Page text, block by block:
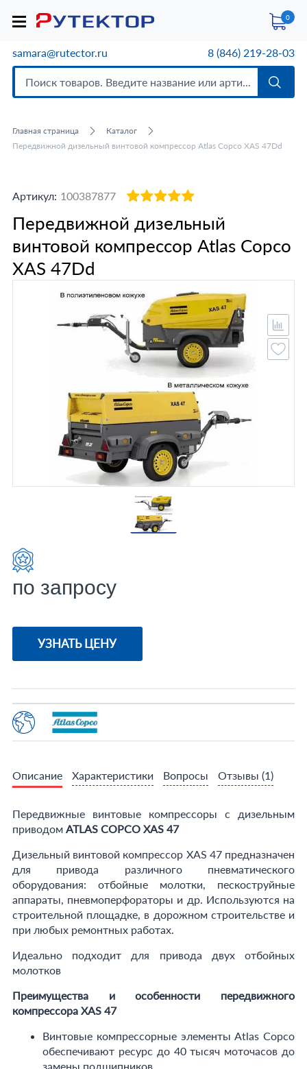
0
samara@rutector.ru 8 (846) 219-28-03
Главная страница
Каталог
Передвижной дизельный винтовой компрессор Atlas Copco XAS 47Dd
Артикул: 100387877
Передвижной дизельный
винтовой компрессор Atlas Copco
XAS 47Dd
по запросу
УЗНАТЬ ЦЕНУ
Описание Характеристики Вопросы Отзывы (1)
Передвижные винтовые компрессоры с дизельным
приводом ATLAS COPCO XAS 47
Дизельный винтовой компрессор XAS 47 предназначен
для привода различного пневматического
оборудования: отбойные молотки, пескоструйные
аппараты, пневмоперфораторы и др. Используются на
строительной площадке, в дорожном строительстве и
при любых ремонтных работах.
Идеально подходит для привода двух отбойных
молотков
Преимущества и особенности передвижного
компрессора XAS 47
Винтовые компрессорные элементы Atlas Copco
обеспечивают ресурс до 40 тысяч моточасов до
замены подшипников